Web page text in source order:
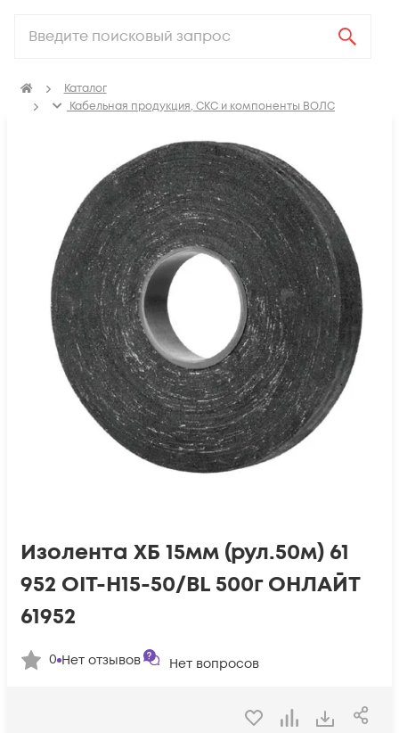
Каталог
Кабельная продукция, СКС и компоненты ВОЛС
Термоусадка, изоляционные материалы, маркировка
Изолента ХБ 15мм (рул.50м) 61
952 OIT-H15-50/BL 500г ОНЛАЙТ
61952
0 Нет отзывов Нет вопросов